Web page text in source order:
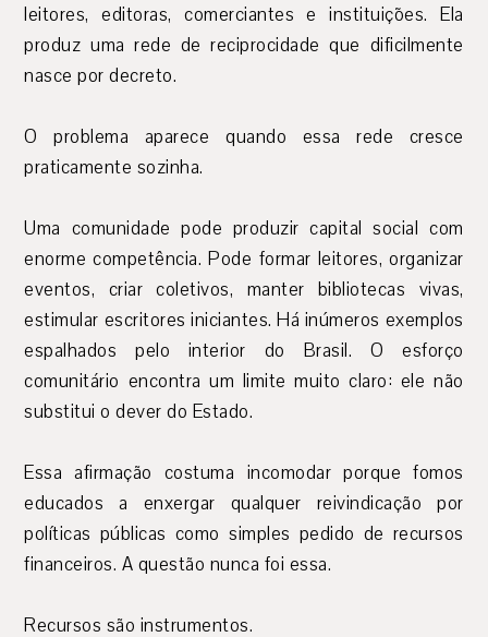
leitores, editoras, comerciantes e instituições. Ela
produz uma rede de reciprocidade que dificilmente
nasce por decreto.
O problema aparece quando essa rede cresce
praticamente sozinha.
Uma comunidade pode produzir capital social com
enorme competência. Pode formar leitores, organizar
eventos, criar coletivos, manter bibliotecas vivas,
estimular escritores iniciantes. Há inúmeros exemplos
espalhados pelo interior do Brasil. O esforço
comunitário encontra um limite muito claro: ele não
substitui o dever do Estado.
Essa afirmação costuma incomodar porque fomos
educados a enxergar qualquer reivindicação por
políticas públicas como simples pedido de recursos
financeiros. A questão nunca foi essa.
Recursos são instrumentos.